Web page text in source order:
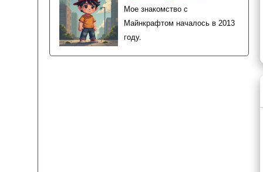
Мое знакомство с
Майнкрафтом началось в 2013
году.